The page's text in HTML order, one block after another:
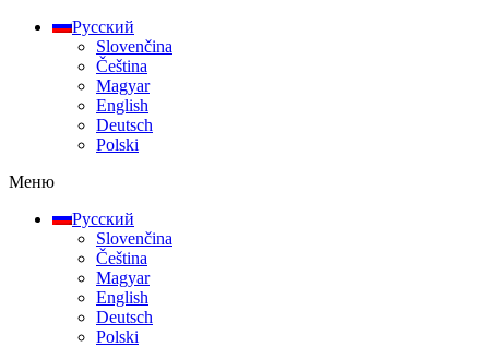
Русский
Slovenčina
Čeština
Magyar
English
Deutsch
Polski
Меню
Русский
Slovenčina
Čeština
Magyar
English
Deutsch
Polski